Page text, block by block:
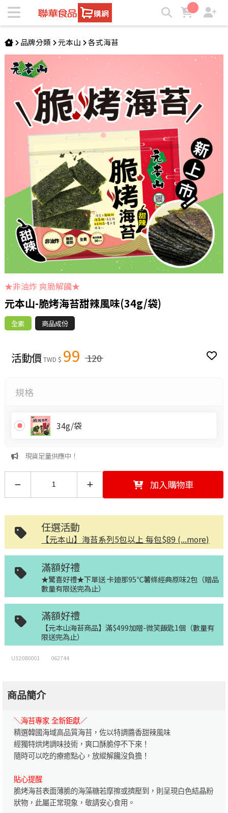
元本山-脆烤海苔甜辣風味(34g/袋) | ★聯華食品e購網★
品牌分類 元本山 各式海苔
★非油炸 爽脆解饞★
元本山-脆烤海苔甜辣風味(34g/袋)
全素 商品成份
活動價TWD $ 99 120
規格
34g/袋
現貨足量供應中！
加入購物車
任選活動
【元本山】海苔系列5包以上 每包$89 (...more)
滿額好禮
★驚喜好禮★下單送 卡廸那95℃薯條經典原味2包（贈品
數量有限送完為止）
滿額好禮
【元本山海苔商品】滿$499加贈-微笑飯匙1個（數量有
限送完為止）
U32080001 062744
商品簡介
＼海苔專家 全新鉅獻／
精選韓國海域高品質海苔，佐以特調醬香甜辣風味
經獨特烘烤調味技術，爽口酥脆停不下來！
隨時可以吃的療癒點心，放縱解饞沒負擔！
貼心提醒
脆烤海苔表面薄脆的海藻糖若摩擦或擠壓到，則呈現白色結晶粉
狀物，此屬正常現象，敬請安心食用。